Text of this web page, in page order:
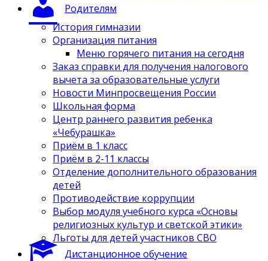
Родителям
История гимназии
Организация питания
Меню горячего питания на сегодня
Заказ справки для получения налогового
вычета за образовательные услуги
Новости Минпросвещения России
Школьная форма
Центр раннего развития ребенка
«Чебурашка»
Приём в 1 класс
Приём в 2-11 классы
Отделение дополнительного образования
детей
Противодействие коррупции
Выбор модуля учебного курса «Основы
религиозных культур и светской этики»
Льготы для детей участников СВО
Дистанционное обучение